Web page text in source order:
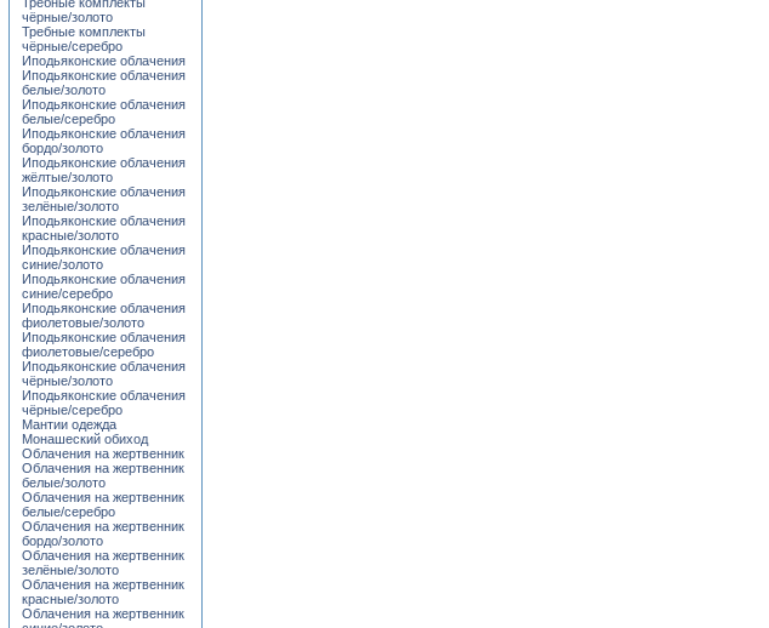
чёрные/золото
Требные комплекты
чёрные/серебро
Иподьяконские облачения
Иподьяконские облачения
белые/золото
Иподьяконские облачения
белые/серебро
Иподьяконские облачения
бордо/золото
Иподьяконские облачения
жёлтые/золото
Иподьяконские облачения
зелёные/золото
Иподьяконские облачения
красные/золото
Иподьяконские облачения
синие/золото
Иподьяконские облачения
синие/серебро
Иподьяконские облачения
фиолетовые/золото
Иподьяконские облачения
фиолетовые/серебро
Иподьяконские облачения
чёрные/золото
Иподьяконские облачения
чёрные/серебро
Мантии одежда
Монашеский обиход
Облачения на жертвенник
Облачения на жертвенник
белые/золото
Облачения на жертвенник
белые/серебро
Облачения на жертвенник
бордо/золото
Облачения на жертвенник
зелёные/золото
Облачения на жертвенник
красные/золото
Облачения на жертвенник